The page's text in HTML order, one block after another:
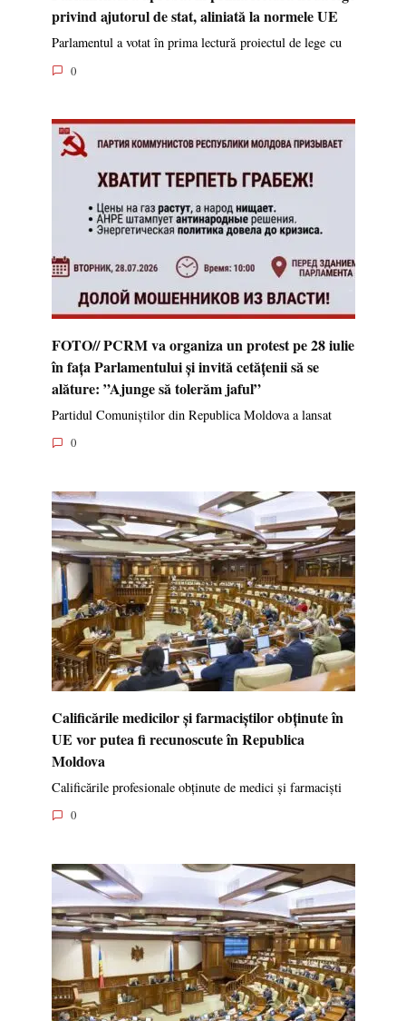
privind ajutorul de stat, aliniată la normele UE
Parlamentul a votat în prima lectură proiectul de lege cu
0
FOTO// PCRM va organiza un protest pe 28 iulie
în fața Parlamentului și invită cetățenii să se
alăture: ”Ajunge să tolerăm jaful”
Partidul Comuniștilor din Republica Moldova a lansat
0
Calificările medicilor și farmaciștilor obținute în
UE vor putea fi recunoscute în Republica
Moldova
Calificările profesionale obținute de medici și farmaciști
0